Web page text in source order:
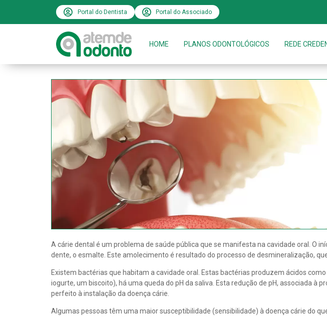
Portal do Dentista Portal do Associado
HOME PLANOS ODONTOLÓGICOS REDE
A cárie dental é um problema de saúde pública que se manifesta na cavidade oral. O
dente, o esmalte. Este amolecimento é resultado do processo de desmineralização,
Existem bactérias que habitam a cavidade oral. Estas bactérias produzem ácidos
iogurte, um biscoito), há uma queda do pH da saliva. Esta redução de pH, associada
perfeito à instalação da doença cárie.
Algumas pessoas têm uma maior susceptibilidade (sensibilidade) à doença cárie do